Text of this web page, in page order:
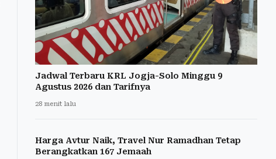
Jadwal Terbaru KRL Jogja-Solo Minggu 9
Agustus 2026 dan Tarifnya
28 menit lalu
Harga Avtur Naik, Travel Nur Ramadhan Tetap
Berangkatkan 167 Jemaah